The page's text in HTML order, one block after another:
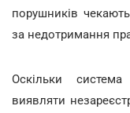
порушників чекають
за недотримання
Оскільки
виявляти